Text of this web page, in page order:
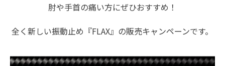
肘や手首の痛い方にぜひおすすめ！
全く新しい振動止め『FLAX』の販売キャンペーンです。